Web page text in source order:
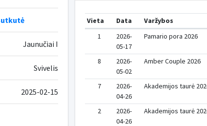
Jaunučiai I
Svivelis
2025-02-15
Vieta Data Varžybos
1
2026-
05-17
Pamario pora 2026
8
2026-
05-02
Amber Couple 2026
7
2026-
04-26
Akademijos taurė
2
2026-
04-26
Akademijos taurė